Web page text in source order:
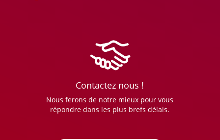
Contactez nous !
Nous ferons de notre mieux pour vous
répondre dans les plus brefs délais.